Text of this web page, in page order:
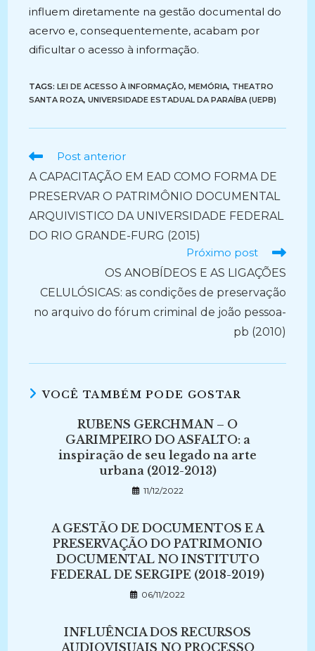
influem diretamente na gestão documental do
acervo e, consequentemente, acabam por
dificultar o acesso à informação.
TAGS:LEI DE ACESSO À INFORMAÇÃO, MEMÓRIA, THEATRO
SANTA ROZA, UNIVERSIDADE ESTADUAL DA PARAÍBA (UEPB)
Ler
artigos
Post anterior
A CAPACITAÇÃO EM EAD COMO FORMA DE
PRESERVAR O PATRIMÔNIO DOCUMENTAL
ARQUIVISTICO DA UNIVERSIDADE FEDERAL
DO RIO GRANDE-FURG (2015)
Próximo post
OS ANOBÍDEOS E AS LIGAÇÕES
CELULÓSICAS: as condições de preservação
no arquivo do fórum criminal de joão pessoa-
pb (2010)
VOCÊ TAMBÉM PODE GOSTAR
RUBENS GERCHMAN – O
GARIMPEIRO DO ASFALTO: a
inspiração de seu legado na arte
urbana (2012-2013)
11/12/2022
A GESTÃO DE DOCUMENTOS E A
PRESERVAÇÃO DO PATRIMONIO
DOCUMENTAL NO INSTITUTO
FEDERAL DE SERGIPE (2018-2019)
06/11/2022
INFLUÊNCIA DOS RECURSOS
AUDIOVISUAIS NO PROCESSO